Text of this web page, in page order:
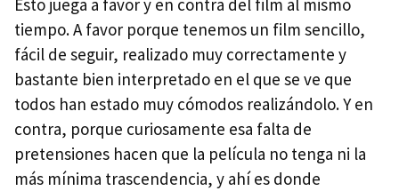
Esto juega a favor y en contra del film al mismo
tiempo. A favor porque tenemos un film sencillo,
fácil de seguir, realizado muy correctamente y
bastante bien interpretado en el que se ve que
todos han estado muy cómodos realizándolo. Y en
contra, porque curiosamente esa falta de
pretensiones hacen que la película no tenga ni la
más mínima trascendencia, y ahí es donde